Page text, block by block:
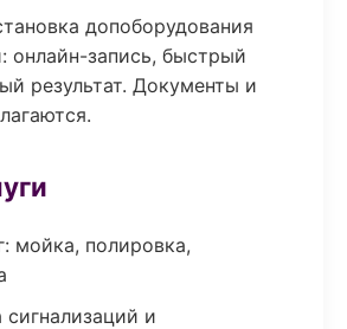
допоборудования
онлайн-запись, быстрый
результат. Документы и
мойка, полировка,
сигнализаций и